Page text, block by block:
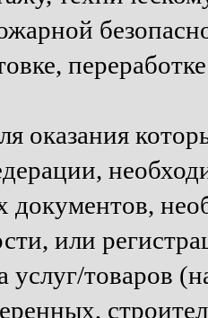
оказания
документов,
или
услуг/товаров